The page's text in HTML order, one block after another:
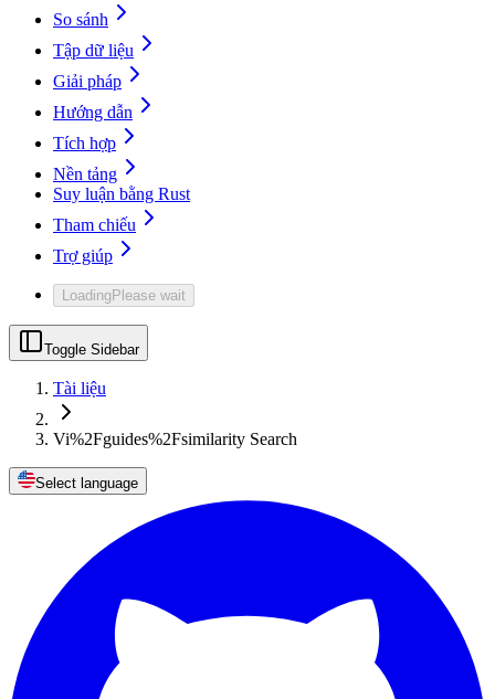
So sánh
Tập dữ liệu
Giải pháp
Hướng dẫn
Tích hợp
Nền tảng
Suy luận bằng Rust
Tham chiếu
Trợ giúp
LoadingPlease wait
Toggle Sidebar
Tài liệu
Vi%2Fguides%2Fsimilarity Search
Select language